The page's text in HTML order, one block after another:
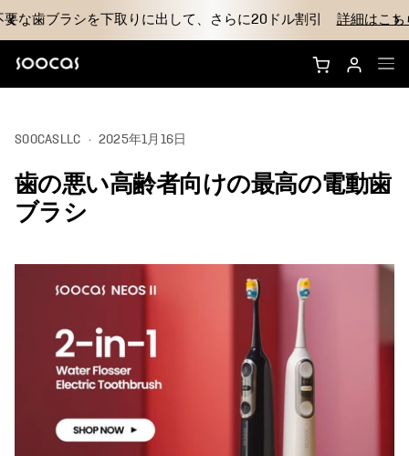
要な歯ブラシを下取りに出して、さらに20ドル割引 詳細はこち
NEOS IIを購入
ブラシヘッド
アクセサリー
サポート
SOOCASLLC · 2025年1月16日
歯の悪い高齢者向けの最高の電動歯
ブラシ